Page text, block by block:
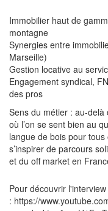
Immobilier haut de
montagne
Synergies entre
Marseille)
Gestion locative au
Engagement syndical,
des pros
Sens du métier : au-delà
où l’on se sent bien au
langue de bois pour
s’inspirer de parcours
et du off market en
Pour découvrir
: https://